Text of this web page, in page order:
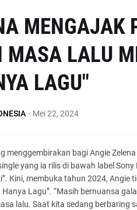
MENGAJAK
MASA LALU
LAGU"
- Mei 22, 2024
menggembirakan bagi Angie
yang ia rilis di bawah label
Kini, membuka tahun 2024,
Lagu”. “Masih bernuansa
lalu. Saat kita sedang berbaring